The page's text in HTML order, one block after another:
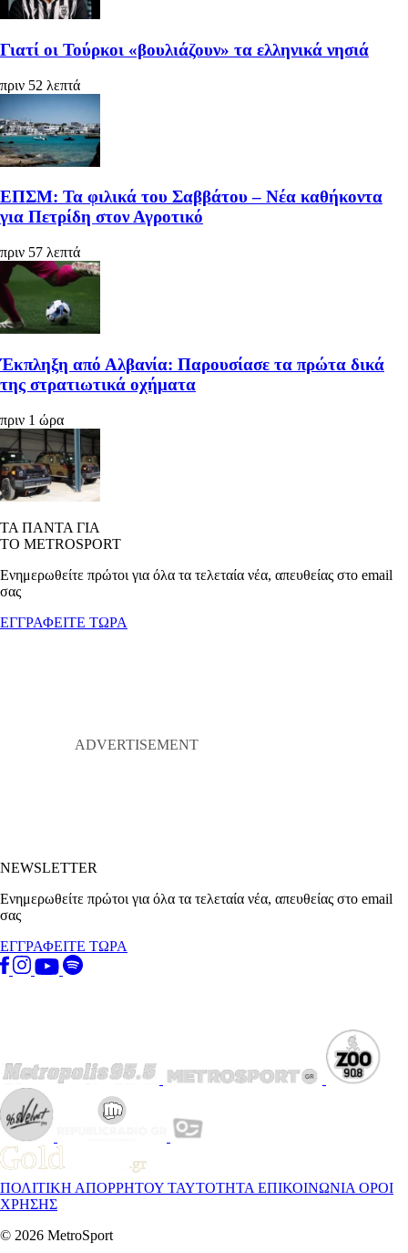
Γιατί οι Τούρκοι «βουλιάζουν» τα ελληνικά νησιά
πριν 52 λεπτά
ΕΠΣΜ: Τα φιλικά του Σαββάτου – Νέα καθήκοντα
για Πετρίδη στον Αγροτικό
πριν 57 λεπτά
Έκπληξη από Αλβανία: Παρουσίασε τα πρώτα δικά
της στρατιωτικά οχήματα
πριν 1 ώρα
ΤΑ ΠΑΝΤΑ ΓΙΑ
ΤΟ METROSPORT
Ενημερωθείτε πρώτοι για όλα τα τελεταία νέα, απευθείας στο email
σας
ΕΓΓΡΑΦΕΙΤΕ ΤΩΡΑ
NEWSLETTER
Ενημερωθείτε πρώτοι για όλα τα τελεταία νέα, απευθείας στο email
σας
ΕΓΓΡΑΦΕΙΤΕ ΤΩΡΑ
ΠΟΛΙΤΙΚΗ ΑΠΟΡΡΗΤΟΥ ΤΑΥΤΟΤΗΤΑ ΕΠΙΚΟΙΝΩΝΙΑ ΟΡΟΙ
ΧΡΗΣΗΣ
© 2026 MetroSport